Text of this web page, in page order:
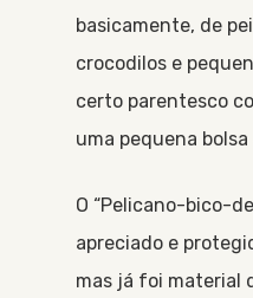
basicamente, de
crocodilos e
certo parentesco
uma pequena
O “Pelicano-bico-
apreciado e
mas já foi material